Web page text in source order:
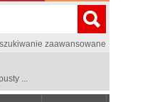
zaawansowane
...